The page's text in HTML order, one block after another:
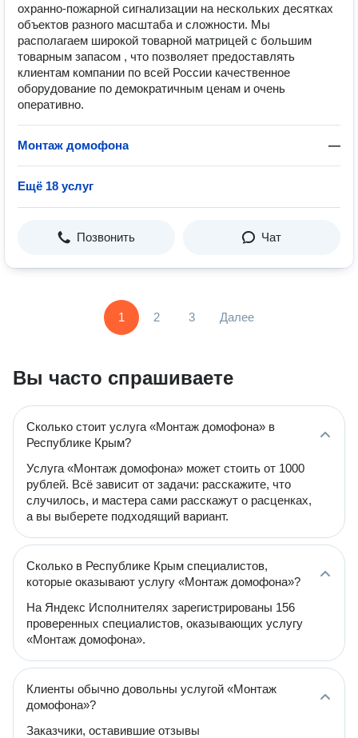
охранно-пожарной сигнализации на нескольких десятках
объектов разного масштаба и сложности. Мы
располагаем широкой товарной матрицей с большим
товарным запасом , что позволяет предоставлять
клиентам компании по всей России качественное
оборудование по демократичным ценам и очень
оперативно.
Монтаж домофона —
Ещё 18 услуг
Позвонить Чат
1 2 3 Далее
Вы часто спрашиваете
Сколько стоит услуга «Монтаж домофона» в
Республике Крым?
Услуга «Монтаж домофона» может стоить от 1000
рублей. Всё зависит от задачи: расскажите, что
случилось, и мастера сами расскажут о расценках,
а вы выберете подходящий вариант.
Сколько в Республике Крым специалистов,
которые оказывают услугу «Монтаж домофона»?
На Яндекс Исполнителях зарегистрированы 156
проверенных специалистов, оказывающих услугу
«Монтаж домофона».
Клиенты обычно довольны услугой «Монтаж
домофона»?
Заказчики, оставившие отзывы